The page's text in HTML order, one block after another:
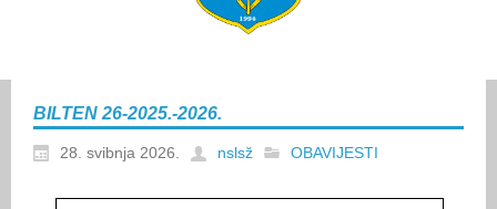
BILTEN 26-2025.-2026.
28. svibnja 2026. nslsž OBAVIJESTI